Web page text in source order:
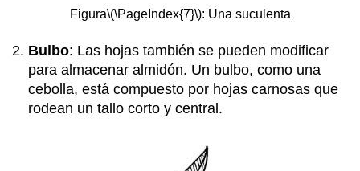
Figura\(\PageIndex{7}\): Una suculenta
Bulbo: Las hojas también se pueden modificar
para almacenar almidón. Un bulbo, como una
cebolla, está compuesto por hojas carnosas que
rodean un tallo corto y central.